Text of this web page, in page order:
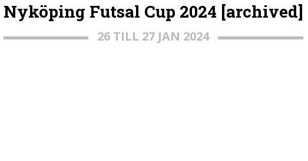
Nyköping Futsal Cup 2024 [archived]
26 TILL 27 JAN 2024